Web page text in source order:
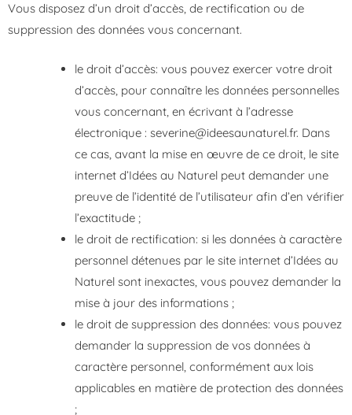
Vous disposez d’un droit d’accès, de rectification ou de
suppression des données vous concernant.
le droit d’accès: vous pouvez exercer votre droit
d’accès, pour connaître les données personnelles
vous concernant, en écrivant à l’adresse
électronique : severine@ideesaunaturel.fr. Dans
ce cas, avant la mise en œuvre de ce droit, le site
internet d’Idées au Naturel peut demander une
preuve de l’identité de l’utilisateur afin d’en vérifier
l’exactitude ;
le droit de rectification: si les données à caractère
personnel détenues par le site internet d’Idées au
Naturel sont inexactes, vous pouvez demander la
mise à jour des informations ;
le droit de suppression des données: vous pouvez
demander la suppression de vos données à
caractère personnel, conformément aux lois
applicables en matière de protection des données
;